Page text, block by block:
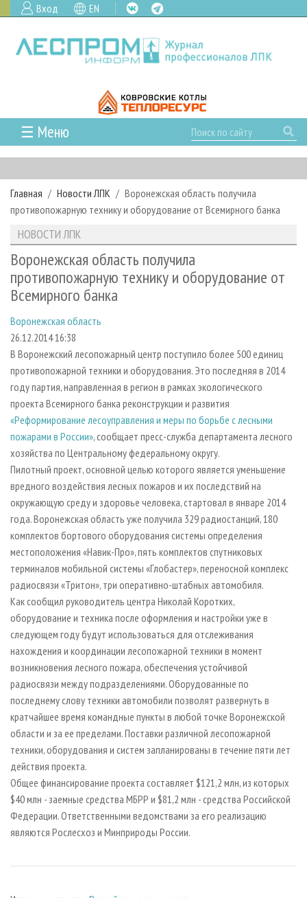
Вход EN
☰ Меню
ГЛАВНАЯ
РУБРИКИ И ТЕМЫ
РУБРИКИ ЖУРНАЛА
ЛЕСОЗАГОТОВКА
ЛЕСОПИЛЕНИЕ
ДЕРЕВООБРАБОТКА
СУШКА ДРЕВЕСИНЫ
ПРОИЗВОДСТВО ДРЕВЕСНЫХ ПЛИТ
ДЕРЕВЯННОЕ ДОМОСТРОЕНИЕ
ПРОИЗВОДСТВО МЕБЕЛИ
БИОЭНЕРГЕТИКА
ЦБП
ИНСТРУМЕНТ И МАТЕРИАЛЫ
НОВОСТИ
НОВОСТИ ЛПК
НОВОСТИ ЖУРНАЛА
НОВОСТИ КОМПАНИЙ
ПРОЕКТЫ ЛПИ
АНАЛИТИКА
ПРЕДПРИЯТИЯ ЛПК
ЛЕСНЫЕ РЕГИОНЫ РОССИИ
ПЕРСОНЫ
МОБИЛЬНЫЕ ВЫСТАВКИ
ОФИЦИАЛЬНЫЕ ДЕЛЕГАЦИИ
ПРИОРИТЕТНЫЕ ИНВЕСТПРОЕКТЫ
RUSSIAN FORESTRY REVIEW
ГАЗЕТА ЛЕСПРОМФОРУМ
БИБЛИОТЕКА СПЕЦИАЛИСТА
АРХИВ ЖУРНАЛОВ
СТАТЬИ
О ЖУРНАЛЕ
ПОДПИСКА
КОНТАКТЫ
РЕКЛАМОДАТЕЛЯМ
РЕКЛАМА
РЕКЛАМА НА САЙТЕ
Главная Новости ЛПК
Воронежская область получила
противопожарную технику и оборудование от Всемирного банка
НОВОСТИ ЛПК
Воронежская область получила
противопожарную технику и оборудование от
Всемирного банка
Воронежская область
26.12.2014 16:38
В Воронежский лесопожарный центр поступило более 500 единиц
противопожарной техники и оборудования. Это последняя в 2014
году партия, направленная в регион в рамках экологического
проекта Всемирного банка реконструкции и развития
«Реформирование лесоуправления и меры по борьбе с лесными
пожарами в России», сообщает пресс-служба департамента лесного
хозяйства по Центральному федеральному округу.
Пилотный проект, основной целью которого является уменьшение
вредного воздействия лесных пожаров и их последствий на
окружающую среду и здоровье человека, стартовал в январе 2014
года. Воронежская область уже получила 329 радиостанций, 180
комплектов бортового оборудования системы определения
местоположения «Навик-Про», пять комплектов спутниковых
терминалов мобильной системы «Глобастер», переносной комплекс
радиосвязи «Тритон», три оперативно-штабных автомобиля.
Как сообщил руководитель центра Николай Коротких,
оборудование и техника после оформления и настройки уже в
следующем году будут использоваться для отслеживания
нахождения и координации лесопожарной техники в момент
возникновения лесного пожара, обеспечения устойчивой
радиосвязи между подразделениями. Оборудованные по
последнему слову техники автомобили позволят развернуть в
кратчайшее время командные пункты в любой точке Воронежской
области и за ее пределами. Поставки различной лесопожарной
техники, оборудования и систем запланированы в течение пяти лет
действия проекта.
Общее финансирование проекта составляет $121,2 млн, из которых
$40 млн - заемные средства МБРР и $81,2 млн - средства Российской
Федерации. Ответственными ведомствами за его реализацию
являются Рослесхоз и Минприроды России.